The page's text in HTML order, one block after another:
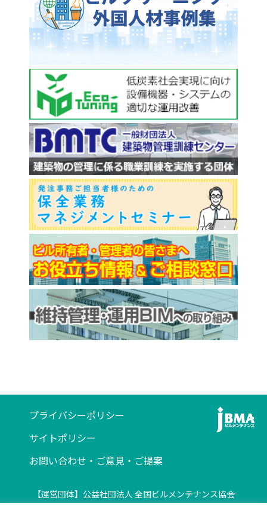
プライバシーポリシー
サイトポリシー
お問い合わせ・ご意見・ご提案
【運営団体】公益社団法人 全国ビルメンテナンス協会